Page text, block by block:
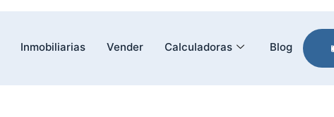
Inmobiliarias Vender Calculadoras Blog